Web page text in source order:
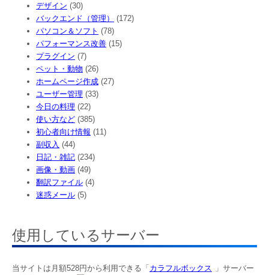
デザイン (30)
バックエンド（管理）
(172)
パソコン＆ソフト (78)
パフォーマンス改善 (15)
プラグイン (7)
ペット・動物 (26)
ホームページ作成 (27)
ユーザー管理 (33)
今日の料理 (22)
使い方など (385)
初心者向け情報 (11)
副収入 (44)
日記・雑記 (234)
画像・動画 (49)
翻訳ファイル (4)
迷惑メール (5)
使用しているサーバー
当サイトは月額528円から利用できる「カラフルボックス
」サーバー